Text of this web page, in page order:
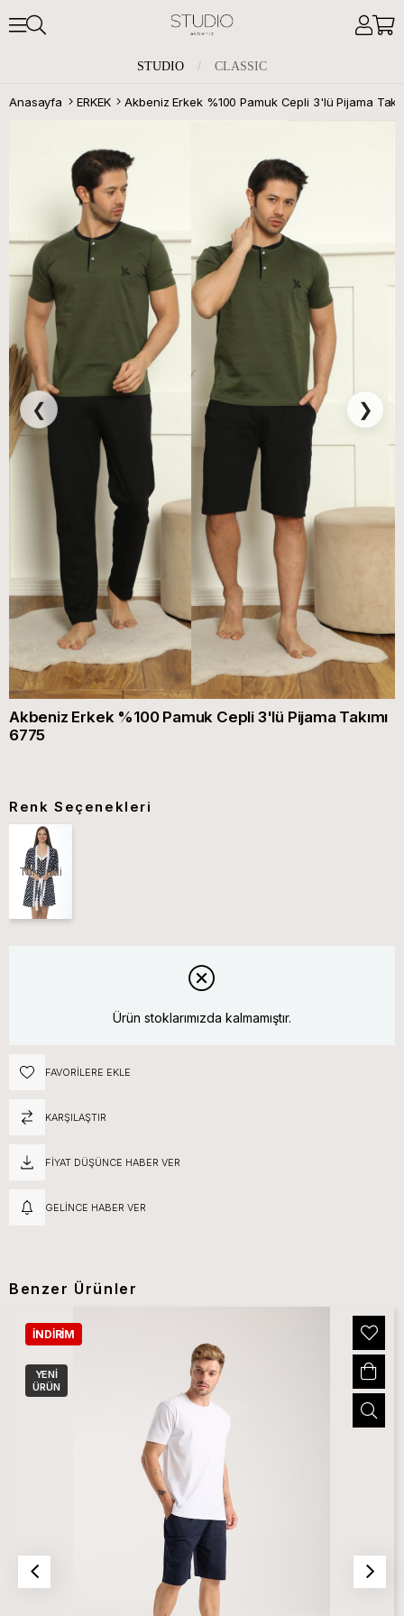
STUDIO / CLASSIC
Anasayfa ERKEK
❮ ❯
Akbeniz Erkek %100 Pamuk Cepli 3'lü Pijama Takımı
6775
Renk Seçenekleri
Tükendi
Ürün stoklarımızda kalmamıştır.
FAVORILERE EKLE
KARŞILAŞTIR
FIYAT DÜŞÜNCE HABER VER
GELINCE HABER VER
Benzer Ürünler
İNDIRIM
YENI
ÜRÜN